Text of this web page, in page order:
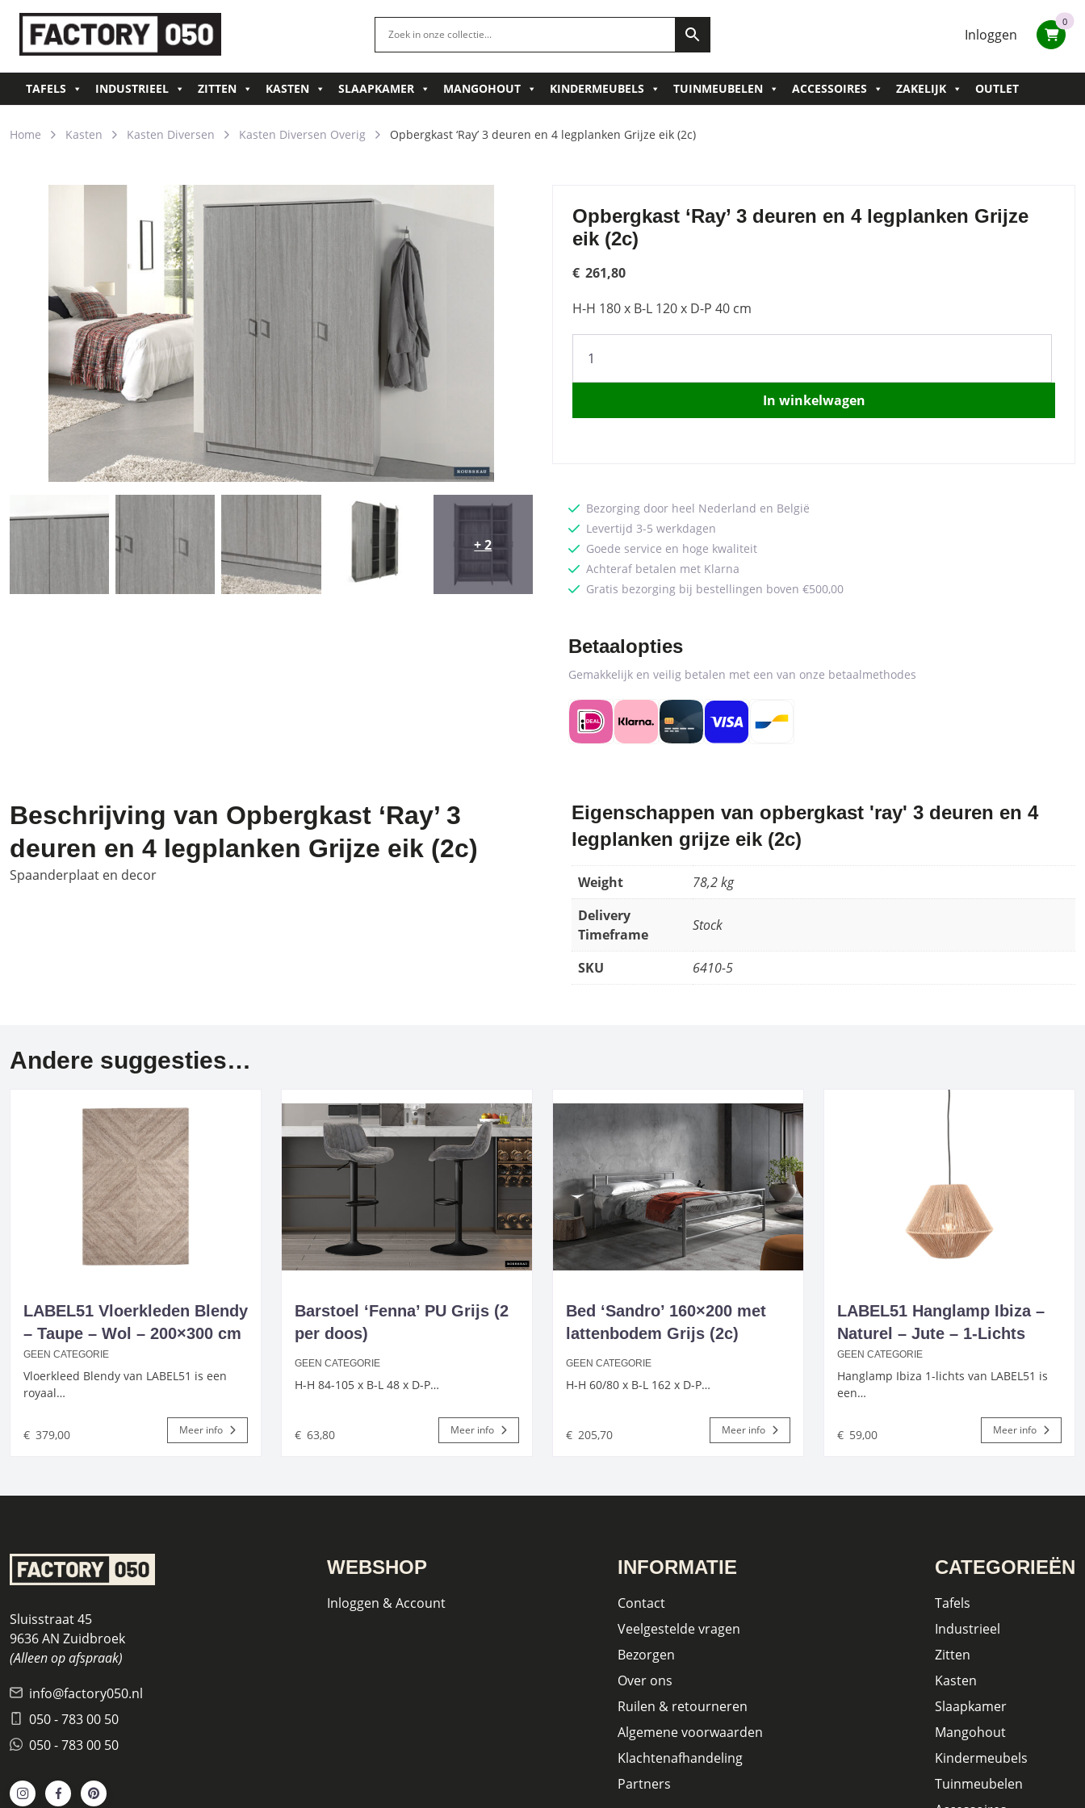
Inloggen
0
TAFELS INDUSTRIEEL ZITTEN KASTEN SLAAPKAMER MANGOHOUT KINDERMEUBELS TUINMEUBELEN ACCESSOIRES ZAKELIJK OUTLET
Home Kasten Kasten Diversen Kasten Diversen Overig Opbergkast ‘Ray’ 3 deuren en 4 legplanken Grijze eik (2c)
+ 2
Opbergkast ‘Ray’ 3 deuren en 4 legplanken Grijze
eik (2c)
€ 261,80
H-H 180 x B-L 120 x D-P 40 cm
'Ray'
3
en
(2c)
quantity
In winkelwagen
Bezorging door heel Nederland en België
Levertijd 3-5 werkdagen
Goede service en hoge kwaliteit
Achteraf betalen met Klarna
Gratis bezorging bij bestellingen boven €500,00
Betaalopties
Gemakkelijk en veilig betalen met een van onze betaalmethodes
Beschrijving van Opbergkast ‘Ray’ 3
deuren en 4 legplanken Grijze eik (2c)
Spaanderplaat en decor
Eigenschappen van opbergkast 'ray' 3 deuren en 4
legplanken grijze eik (2c)
Weight
78,2 kg
Delivery
Timeframe
Stock
SKU 6410-5
Andere suggesties…
LABEL51 Vloerkleden Blendy
– Taupe – Wol – 200×300 cm
GEEN CATEGORIE
Vloerkleed Blendy van LABEL51 is een
royaal…
€ 379,00 Meer info
Barstoel ‘Fenna’ PU Grijs (2
per doos)
GEEN CATEGORIE
H-H 84-105 x B-L 48 x D-P…
€ 63,80 Meer info
Bed ‘Sandro’ 160×200 met
lattenbodem Grijs (2c)
GEEN CATEGORIE
H-H 60/80 x B-L 162 x D-P…
€ 205,70 Meer info
LABEL51 Hanglamp Ibiza –
Naturel – Jute – 1-Lichts
GEEN CATEGORIE
Hanglamp Ibiza 1-lichts van LABEL51 is
een…
€ 59,00 Meer info
Sluisstraat 45
9636 AN Zuidbroek
(Alleen op afspraak)
info@factory050.nl
050 - 783 00 50
050 - 783 00 50
WEBSHOP
Inloggen & Account
INFORMATIE
Contact
Veelgestelde vragen
Bezorgen
Over ons
Ruilen & retourneren
Algemene voorwaarden
Klachtenafhandeling
Partners
CATEGORIEËN
Tafels
Industrieel
Zitten
Kasten
Slaapkamer
Mangohout
Kindermeubels
Tuinmeubelen